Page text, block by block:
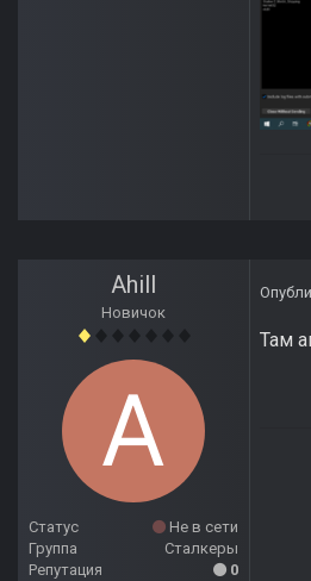
Ahill
Новичок
Статус
Не в сети
Группа
Сталкеры
Репутация
0
Там